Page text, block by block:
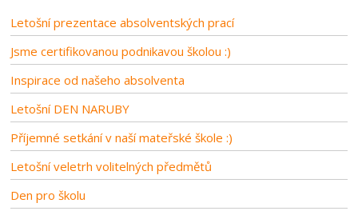
Letošní prezentace absolventských prací
Jsme certifikovanou podnikavou školou :)
Inspirace od našeho absolventa
Letošní DEN NARUBY
Příjemné setkání v naší mateřské škole :)
Letošní veletrh volitelných předmětů
Den pro školu